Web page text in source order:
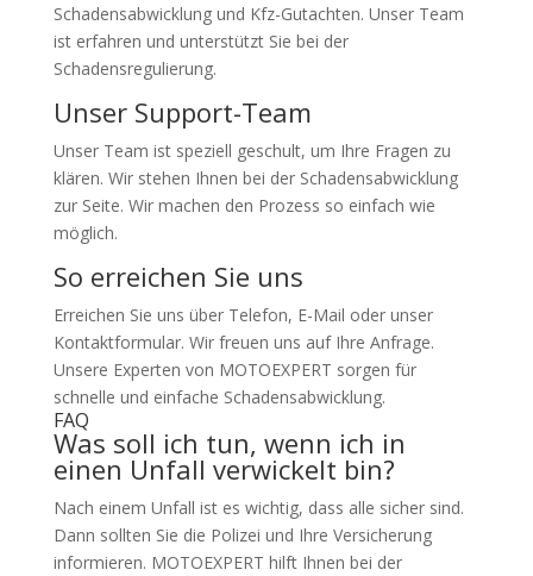
Schadensabwicklung und Kfz-Gutachten. Unser Team
ist erfahren und unterstützt Sie bei der
Schadensregulierung.
Unser Support-Team
Unser Team ist speziell geschult, um Ihre Fragen zu
klären. Wir stehen Ihnen bei der Schadensabwicklung
zur Seite. Wir machen den Prozess so einfach wie
möglich.
So erreichen Sie uns
Erreichen Sie uns über Telefon, E-Mail oder unser
Kontaktformular. Wir freuen uns auf Ihre Anfrage.
Unsere Experten von MOTOEXPERT sorgen für
schnelle und einfache Schadensabwicklung.
FAQ
Was soll ich tun, wenn ich in
einen Unfall verwickelt bin?
Nach einem Unfall ist es wichtig, dass alle sicher sind.
Dann sollten Sie die Polizei und Ihre Versicherung
informieren. MOTOEXPERT hilft Ihnen bei der